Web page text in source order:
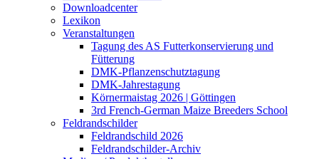
Downloadcenter
Lexikon
Veranstaltungen
Tagung des AS Futterkonservierung und
Fütterung
DMK-Pflanzenschutztagung
DMK-Jahrestagung
Körnermaistag 2026 | Göttingen
3rd French-German Maize Breeders School
Feldrandschilder
Feldrandschild 2026
Feldrandschilder-Archiv